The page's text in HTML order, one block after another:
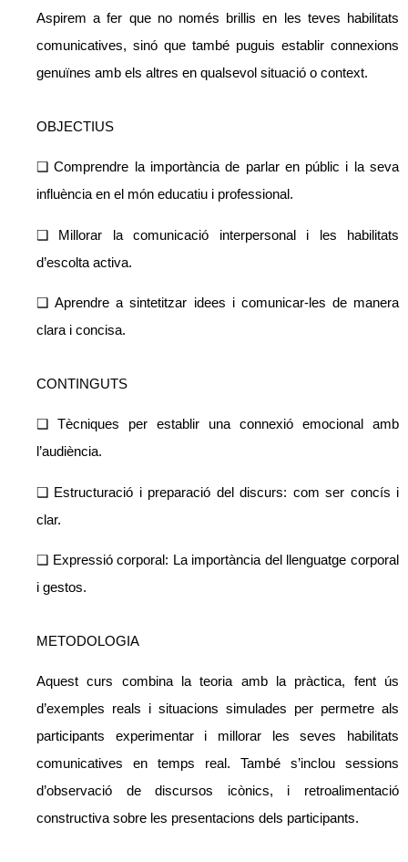
Aspirem a fer que no només brillis en les teves habilitats
comunicatives, sinó que també puguis establir connexions
genuïnes amb els altres en qualsevol situació o context.
OBJECTIUS
❑ Comprendre la importància de parlar en públic i la seva
influència en el món educatiu i professional.
❑ Millorar la comunicació interpersonal i les habilitats
d’escolta activa.
❑ Aprendre a sintetitzar idees i comunicar-les de manera
clara i concisa.
CONTINGUTS
❑ Tècniques per establir una connexió emocional amb
l’audiència.
❑ Estructuració i preparació del discurs: com ser concís i
clar.
❑ Expressió corporal: La importància del llenguatge corporal
i gestos.
METODOLOGIA
Aquest curs combina la teoria amb la pràctica, fent ús
d’exemples reals i situacions simulades per permetre als
participants experimentar i millorar les seves habilitats
comunicatives en temps real. També s’inclou sessions
d’observació de discursos icònics, i retroalimentació
constructiva sobre les presentacions dels participants.